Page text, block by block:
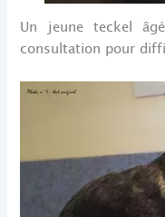
Un jeune teckel
consultation pour